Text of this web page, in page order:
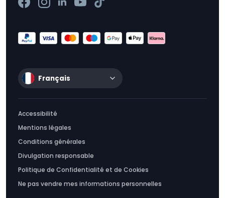
Français
Accessibilité
Mentions légales
Conditions générales
Divulgation responsable
Politique de Confidentialité et de Cookies
Ne pas vendre mes informations personnelles